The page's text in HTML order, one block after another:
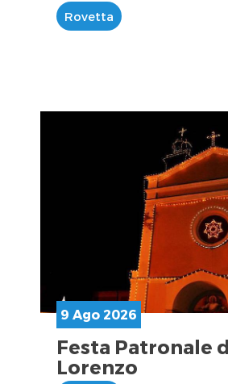
Rovetta
9 Ago 2026
Festa Patronale
Lorenzo